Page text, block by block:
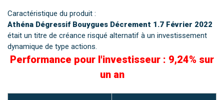
Caractéristique du produit :
Athéna Dégressif Bouygues Décrement 1.7 Février 2022
était un titre de créance risqué alternatif à un investissement
dynamique de type actions.
Performance pour l'investisseur : 9,24% sur
un an